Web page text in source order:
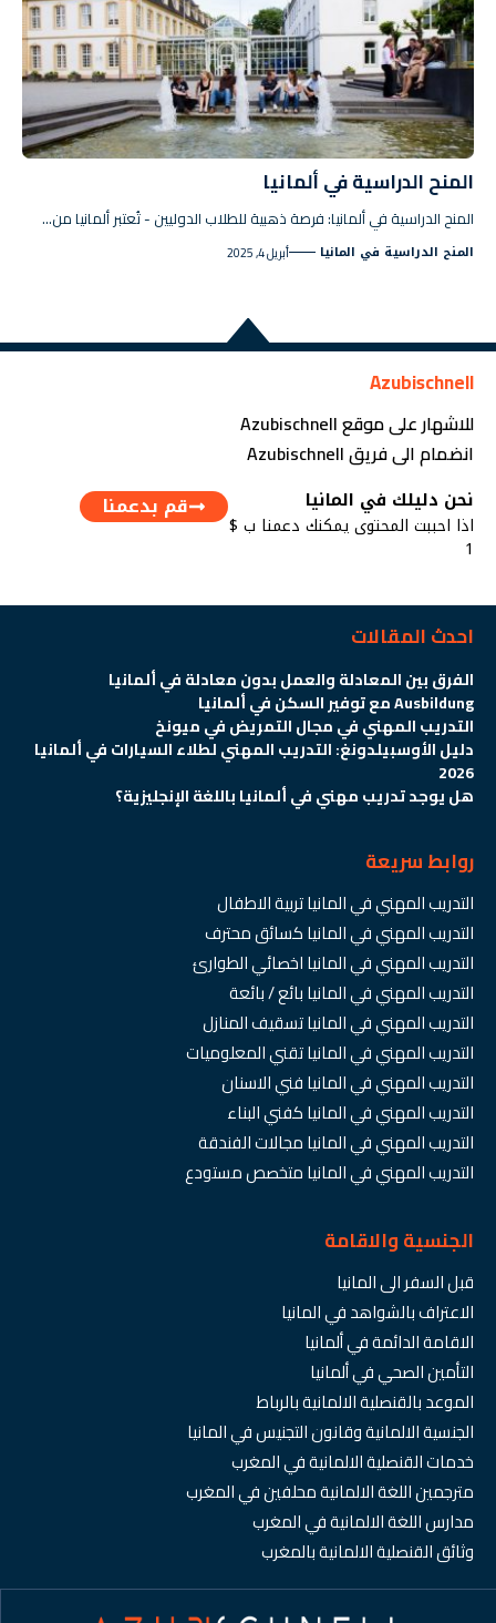
المنح الدراسية في ألمانيا
المنح الدراسية في ألمانيا: فرصة ذهبية للطلاب الدوليين - تُعتبر ألمانيا من…
المنح الدراسية في المانيا أبريل 4, 2025
Azubischnell
للاشهار على موقع Azubischnell
انضمام الى فريق Azubischnell
نحن دليلك في المانيا
اذا احببت المحتوى يمكنك دعمنا ب $
1
قم بدعمنا
احدث المقالات
الفرق بين المعادلة والعمل بدون معادلة في ألمانيا
Ausbildung مع توفير السكن في ألمانيا
التدريب المهني في مجال التمريض في ميونخ
دليل الأوسبيلدونغ: التدريب المهني لطلاء السيارات في ألمانيا
2026
هل يوجد تدريب مهني في ألمانيا باللغة الإنجليزية؟
روابط سريعة
التدريب المهني في المانيا تربية الاطفال
التدريب المهني في المانيا كسائق محترف
التدريب المهني في المانيا اخصائي الطوارئ
التدريب المهني في المانيا بائع / بائعة
التدريب المهني في المانيا تسقيف المنازل
التدريب المهني في المانيا تقني المعلوميات
التدريب المهني في المانيا فني الاسنان
التدريب المهني في المانيا كفني البناء
التدريب المهني في المانيا مجالات الفندقة
التدريب المهني في المانيا متخصص مستودع
الجنسية والاقامة
قبل السفر الى المانيا
الاعتراف بالشواهد في المانيا
الاقامة الدائمة في ألمانيا
التأمين الصحي في ألمانيا
الموعد بالقنصلية الالمانية بالرباط
الجنسية الالمانية وقانون التجنيس في المانيا
خدمات القنصلية الالمانية في المغرب
مترجمين اللغة الالمانية محلفين في المغرب
مدارس اللغة الالمانية في المغرب
وثائق القنصلية الالمانية بالمغرب